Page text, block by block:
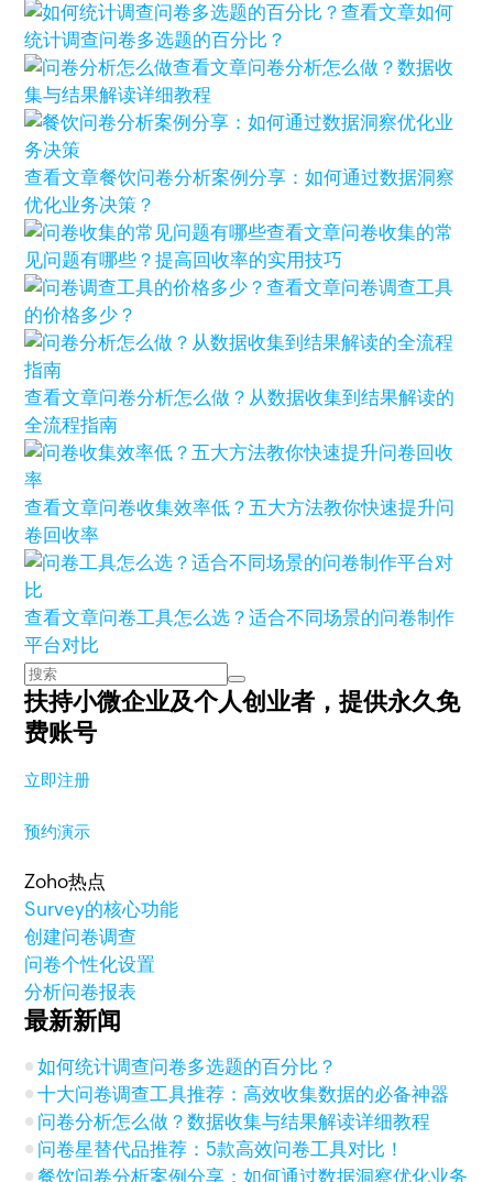
查看文章如何
统计调查问卷多选题的百分比？
查看文章问卷分析怎么做？数据收
集与结果解读详细教程
查看文章餐饮问卷分析案例分享：如何通过数据洞察
优化业务决策？
查看文章问卷收集的常
见问题有哪些？提高回收率的实用技巧
查看文章问卷调查工具
的价格多少？
查看文章问卷分析怎么做？从数据收集到结果解读的
全流程指南
查看文章问卷收集效率低？五大方法教你快速提升问
卷回收率
查看文章问卷工具怎么选？适合不同场景的问卷制作
平台对比
扶持小微企业及个人创业者，提供永久免
费账号
立即注册
预约演示
Zoho热点
Survey的核心功能
创建问卷调查
问卷个性化设置
分析问卷报表
最新新闻
如何统计调查问卷多选题的百分比？
十大问卷调查工具推荐：高效收集数据的必备神器
问卷分析怎么做？数据收集与结果解读详细教程
问卷星替代品推荐：5款高效问卷工具对比！
餐饮问卷分析案例分享：如何通过数据洞察优化业务